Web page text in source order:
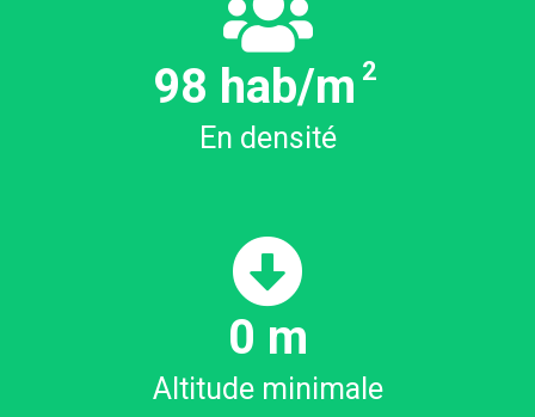
98 hab/m2
En densité
0 m
Altitude minimale